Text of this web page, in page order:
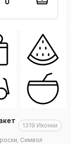
1319 Иконки
Символ